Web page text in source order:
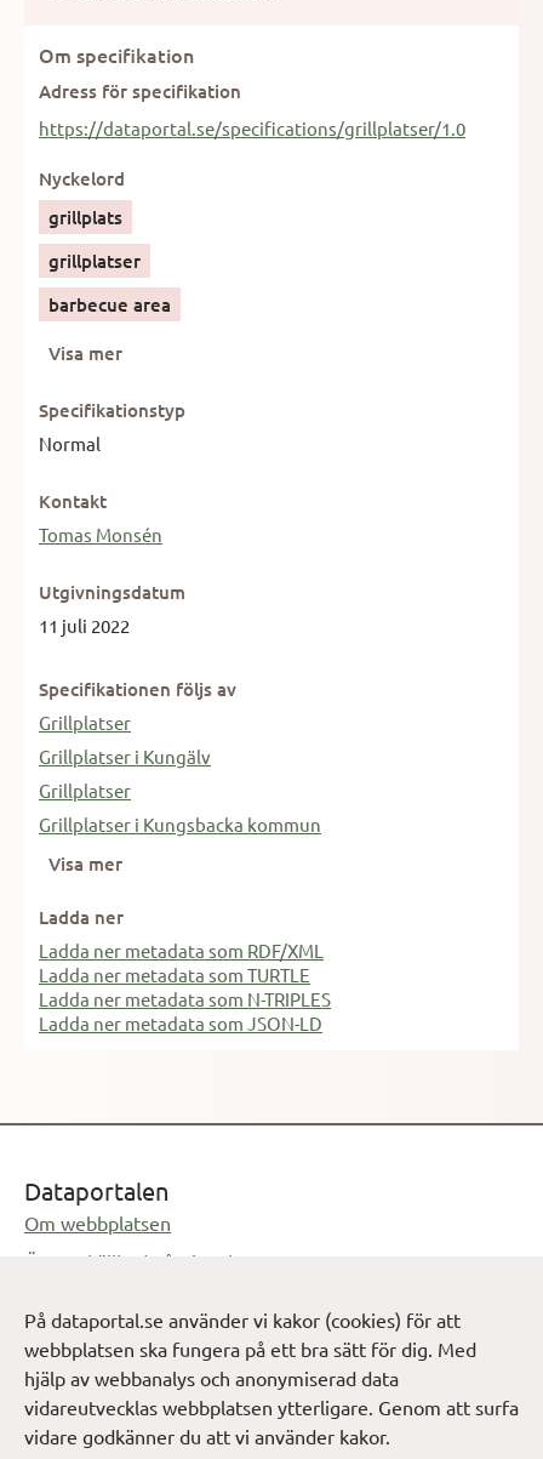
På dataportal.se använder vi kakor (cookies) för att
webbplatsen ska fungera på ett bra sätt för dig. Med
hjälp av webbanalys och anonymiserad data
vidareutvecklas webbplatsen ytterligare. Genom att surfa
vidare godkänner du att vi använder kakor.
Om specifikation
Adress för specifikation
https://dataportal.se/specifications/grillplatser/1.0
Nyckelord
grillplats
grillplatser
barbecue area
Visa mer
Specifikationstyp
Normal
Kontakt
Tomas Monsén
Utgivningsdatum
11 juli 2022
Specifikationen följs av
Grillplatser
Grillplatser i Kungälv
Grillplatser
Grillplatser i Kungsbacka kommun
Visa mer
Ladda ner
Ladda ner metadata som RDF/XML
Ladda ner metadata som TURTLE
Ladda ner metadata som N-TRIPLES
Ladda ner metadata som JSON-LD
Dataportalen
Om webbplatsen
Öppen källkod på GitHub
info@digg.se
Öppnas i e-postprogram
Cookie-inställningar
Verktygslåda för att dela data
Dokumentation och tjänster - Sveriges dataportal